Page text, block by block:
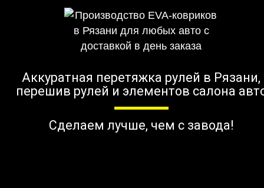
Аккуратная перетяжка рулей в Рязани,
перешив рулей и элементов салона
Сделаем лучше, чем с завода!